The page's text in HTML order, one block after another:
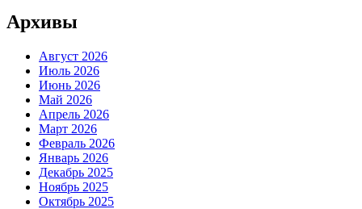
Архивы
Август 2026
Июль 2026
Июнь 2026
Май 2026
Апрель 2026
Март 2026
Февраль 2026
Январь 2026
Декабрь 2025
Ноябрь 2025
Октябрь 2025